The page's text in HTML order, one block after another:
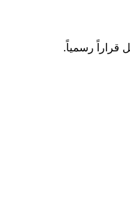
قراراً رسمياً.